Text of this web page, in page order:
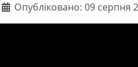
Опубліковано: 09 серпня